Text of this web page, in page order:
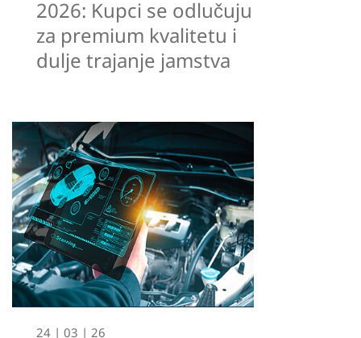
2026: Kupci se odlučuju
za premium kvalitetu i
dulje trajanje jamstva
24 | 03 | 26